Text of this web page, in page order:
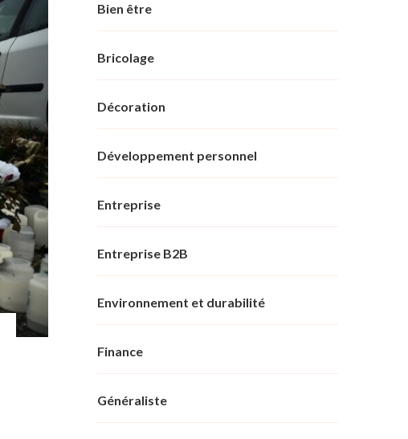
Bien être
Bricolage
Décoration
Développement personnel
Entreprise
Entreprise B2B
Environnement et durabilité
Finance
Généraliste